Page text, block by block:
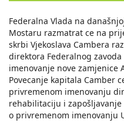
Federalna Vlada na
Mostaru razmatrat ce na
skrbi Vjekoslava Cambera
direktora Federalnog
imenovanje nove zamjenice
Povecanje kapitala Camber
privremenom imenovanju
rehabilitaciju i
o privremenom imenovanju